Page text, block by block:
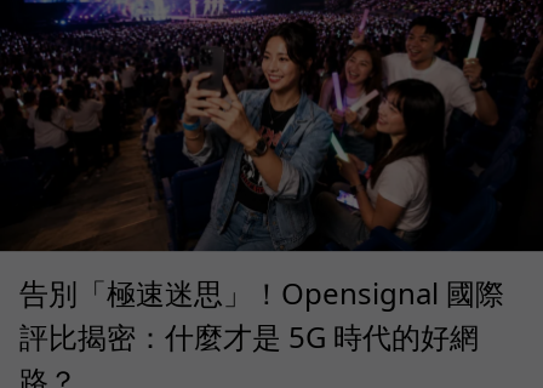
告別「極速迷思」！Opensignal 國際
評比揭密：什麼才是 5G 時代的好網